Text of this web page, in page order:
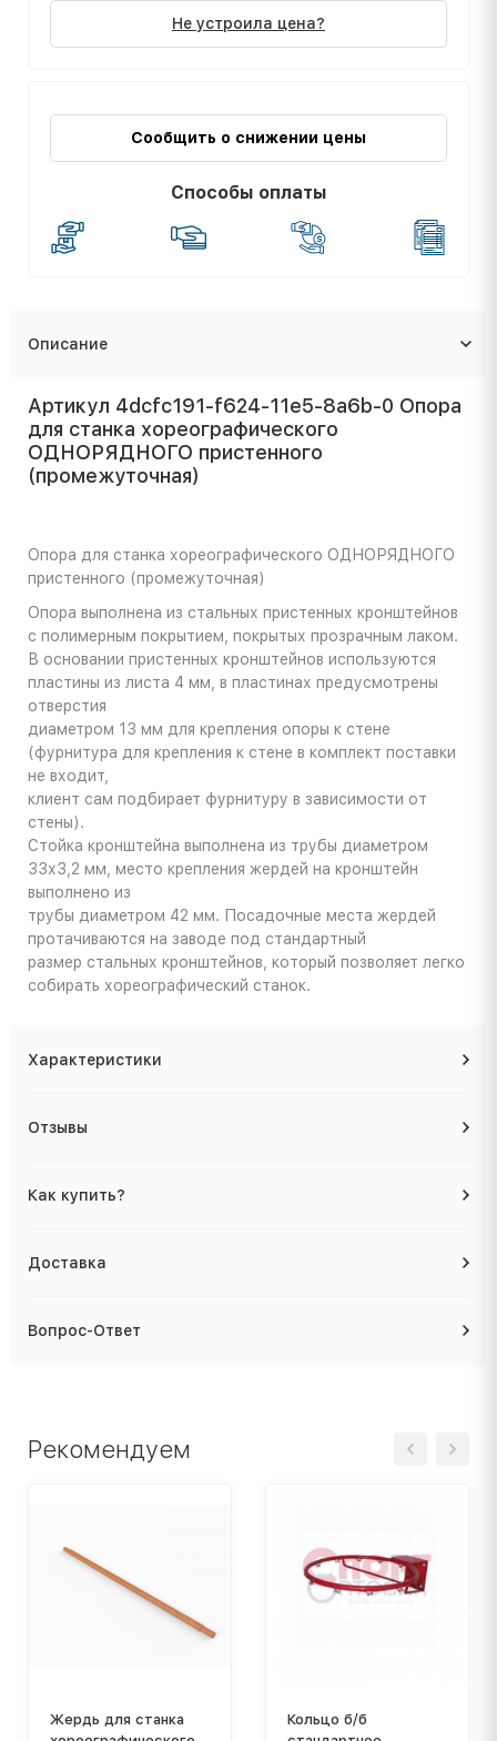
Не устроила цена?
Сообщить о снижении цены
Способы оплаты
Описание
Артикул 4dcfc191-f624-11e5-8a6b-0 Опора
для станка хореографического
ОДНОРЯДНОГО пристенного
(промежуточная)
Опора для станка хореографического ОДНОРЯДНОГО
пристенного (промежуточная)
Опора выполнена из стальных пристенных кронштейнов
с полимерным покрытием, покрытых прозрачным лаком.
В основании пристенных кронштейнов используются
пластины из листа 4 мм, в пластинах предусмотрены
отверстия
диаметром 13 мм для крепления опоры к стене
(фурнитура для крепления к стене в комплект поставки
не входит,
клиент сам подбирает фурнитуру в зависимости от
стены).
Стойка кронштейна выполнена из трубы диаметром
33х3,2 мм, место крепления жердей на кронштейн
выполнено из
трубы диаметром 42 мм. Посадочные места жердей
протачиваются на заводе под стандартный
размер стальных кронштейнов, который позволяет легко
собирать хореографический станок.
Характеристики
Отзывы
Как купить?
Доставка
Вопрос-Ответ
Рекомендуем
Жердь для станка
Кольцо б/б